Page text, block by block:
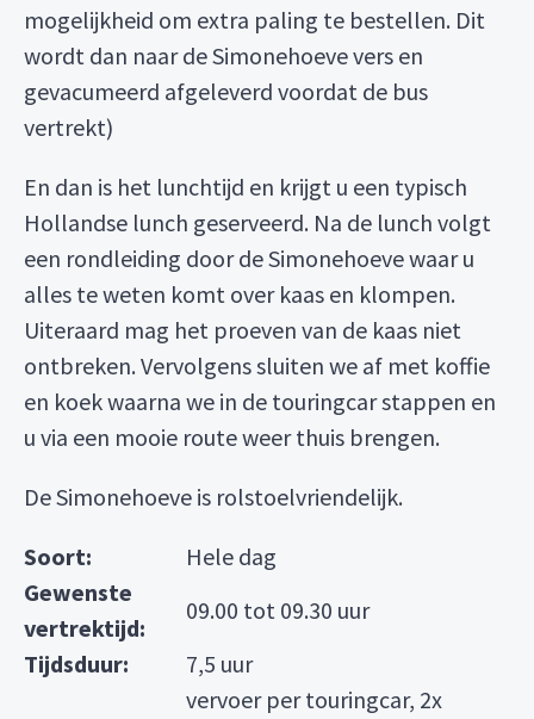
mogelijkheid om extra paling te bestellen. Dit
wordt dan naar de Simonehoeve vers en
gevacumeerd afgeleverd voordat de bus
vertrekt)
En dan is het lunchtijd en krijgt u een typisch
Hollandse lunch geserveerd. Na de lunch volgt
een rondleiding door de Simonehoeve waar u
alles te weten komt over kaas en klompen.
Uiteraard mag het proeven van de kaas niet
ontbreken. Vervolgens sluiten we af met koffie
en koek waarna we in de touringcar stappen en
u via een mooie route weer thuis brengen.
De Simonehoeve is rolstoelvriendelijk.
Soort:
Hele dag
Gewenste
vertrektijd:
09.00 tot 09.30 uur
Tijdsduur:
7,5 uur
vervoer per touringcar, 2x